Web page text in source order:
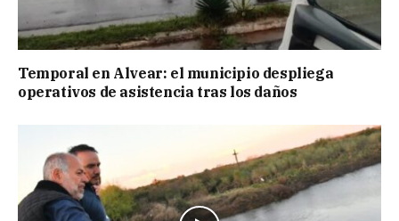
Temporal en Alvear: el municipio despliega
operativos de asistencia tras los daños